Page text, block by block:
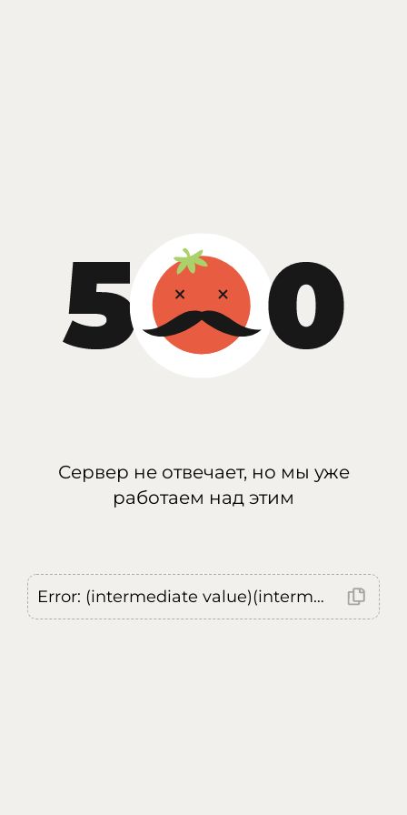
Сервер не отвечает, но мы уже
работаем над этим
Error: (intermediate value)(intermediate value)(intermediate value).replaceAll is not a function